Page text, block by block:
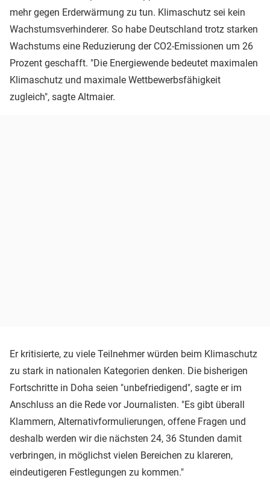
mehr gegen Erderwärmung zu tun. Klimaschutz sei kein
Wachstumsverhinderer. So habe Deutschland trotz starken
Wachstums eine Reduzierung der CO2-Emissionen um 26
Prozent geschafft. "Die Energiewende bedeutet maximalen
Klimaschutz und maximale Wettbewerbsfähigkeit
zugleich", sagte Altmaier.
Er kritisierte, zu viele Teilnehmer würden beim Klimaschutz
zu stark in nationalen Kategorien denken. Die bisherigen
Fortschritte in Doha seien "unbefriedigend", sagte er im
Anschluss an die Rede vor Journalisten. "Es gibt überall
Klammern, Alternativformulierungen, offene Fragen und
deshalb werden wir die nächsten 24, 36 Stunden damit
verbringen, in möglichst vielen Bereichen zu klareren,
eindeutigeren Festlegungen zu kommen."